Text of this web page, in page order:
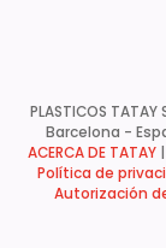
PLASTICOS
Barcelona -
ACERCA DE TATAY|
Política de
Autorización